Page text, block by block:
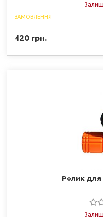
ЗАМОВЛЕННЯ
420 грн.
Ролик для